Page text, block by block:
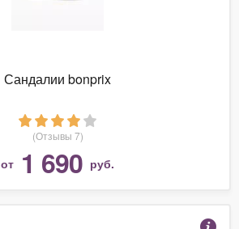
Сандалии bonprix
(Отзывы 7)
от 1 690 руб.